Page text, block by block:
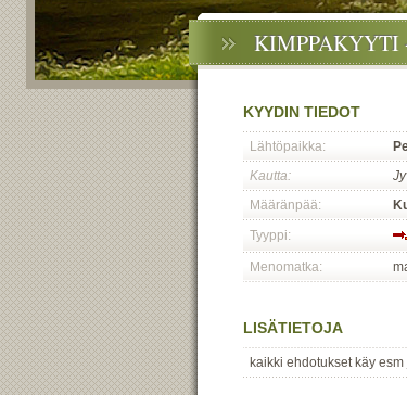
KYYDIN TIEDOT
Lähtöpaikka:
Kautta:
Määränpää:
Tyyppi:
Menomatka:
LISÄTIETOJA
kaikki ehdotukset käy